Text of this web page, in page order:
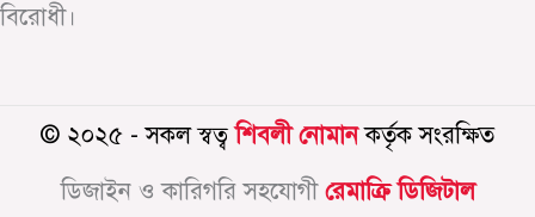
বিরোধী।
© ২০২৫ - সকল স্বত্বশিবলী নোমানকর্তৃক সংরক্ষিত
ডিজাইন ও কারিগরি সহযোগী রেমাক্রি ডিজিটাল